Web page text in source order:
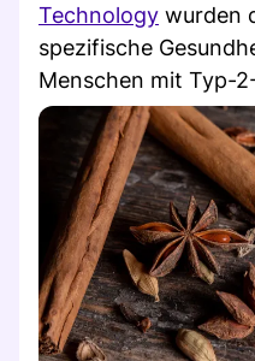
Technology wurden
spezifische
Menschen mit Typ-